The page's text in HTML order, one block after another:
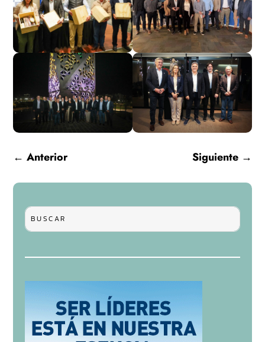
←Anterior Siguiente→